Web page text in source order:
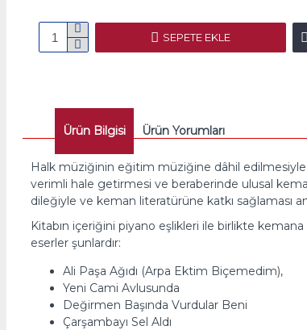
SEPETE EKLE
Ürün Bilgisi Ürün Yorumları
Halk müziğinin eğitim müziğine dâhil
verimli hale getirmesi ve beraberinde ulusal
dileğiyle ve keman literatürüne katkı sağlaması
Kitabın içeriğini piyano eşlikleri ile birlikte
eserler şunlardır:
Ali Paşa Ağıdı (Arpa Ektim Biçemedim),
Yeni Cami Avlusunda
Değirmen Başında Vurdular Beni
Çarşambayı Sel Aldı